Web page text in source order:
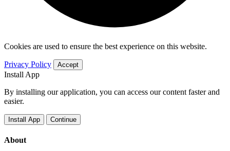
Cookies are used to ensure the best experience on this website.
Privacy Policy Accept
Install App
By installing our application, you can access our content faster and
easier.
Install App Continue
About